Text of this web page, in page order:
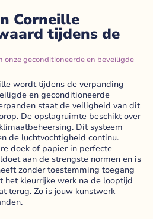
Corneille
tijdens de
onze geconditioneerde en beveiligde
wordt tijdens de verpanding
en geconditioneerde
staat de veiligheid van dit
De opslagruimte beschikt over
Dit systeem
de luchtvochtigheid continu.
doek of papier in perfecte
aan de strengste normen en is
zonder toestemming toegang
het kleurrijke werk na de looptijd
terug. Zo is jouw kunstwerk